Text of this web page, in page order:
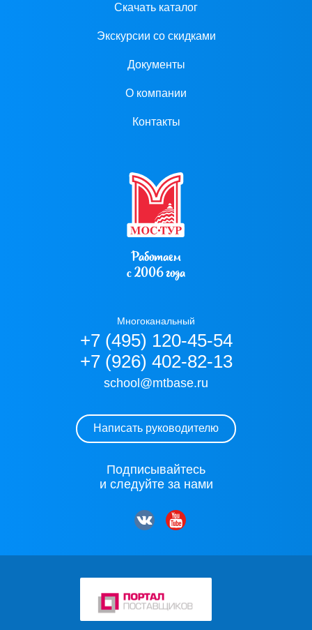
Скачать каталог
Экскурсии со скидками
Документы
О компании
Контакты
Работаем
с 2006 года
Многоканальный
+7 (495) 120-45-54
+7 (926) 402-82-13
school@mtbase.ru
Написать руководителю
Подписывайтесь
и следуйте за нами